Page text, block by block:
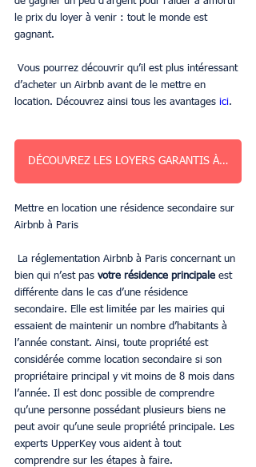
le prix du loyer à venir : tout le monde est
gagnant.
d’acheter un Airbnb avant de le mettre en
location. Découvrez ainsi tous les avantages ici.
DÉCOUVREZ LES LOYERS GARANTIS À PARIS
Mettre en location une résidence secondaire sur
Airbnb à Paris
bien qui n’est pas votre résidence principale est
différente dans le cas d’une résidence
secondaire. Elle est limitée par les mairies qui
essaient de maintenir un nombre d’habitants à
l’année constant. Ainsi, toute propriété est
considérée comme location secondaire si son
propriétaire principal y vit moins de 8 mois dans
l’année. Il est donc possible de comprendre
qu’une personne possédant plusieurs biens ne
peut avoir qu’une seule propriété principale. Les
experts UpperKey vous aident à tout
comprendre sur les étapes à faire.